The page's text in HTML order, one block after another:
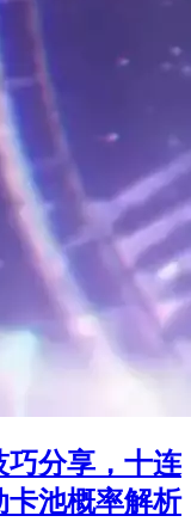
巧分享，十连
卡池概率解析